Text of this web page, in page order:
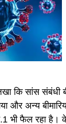
कि सांस संबंधी
और अन्य
भी फैल रहा है।